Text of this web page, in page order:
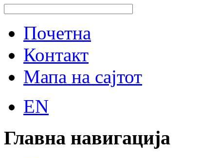
Почетна
Контакт
Мапа на сајтот
EN
Главна навигација